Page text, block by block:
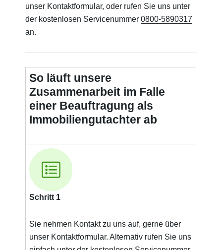
unser Kontaktformular, oder rufen Sie uns unter
der kostenlosen Servicenummer0800-5890317
an.
So läuft unsere
Zusammenarbeit im Falle
einer Beauftragung als
Immobiliengutachter ab
Schritt 1
Sie nehmen Kontakt zu uns auf, gerne über
unser Kontaktformular. Alternativ rufen Sie uns